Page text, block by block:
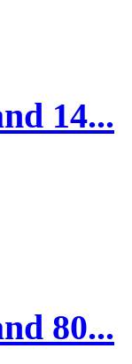
14...
80...